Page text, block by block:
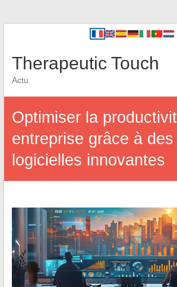
Therapeutic Touch
Actu
Optimiser la
entreprise grâce à
logicielles innovantes